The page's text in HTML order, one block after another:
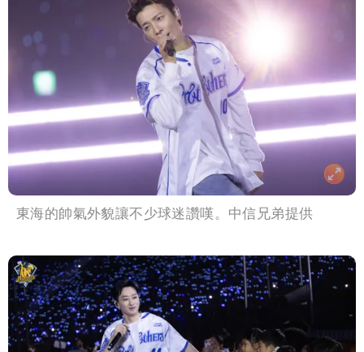
東海的帥氣外貌讓不少球迷讚嘆。中信兄弟提供